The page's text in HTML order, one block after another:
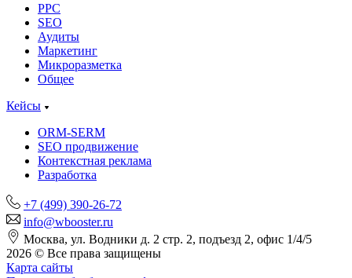
PPC
SEO
Аудиты
Маркетинг
Микроразметка
Общее
Кейсы
ORM-SERM
SEO продвижение
Контекстная реклама
Разработка
+7 (499) 390-26-72
info@wbooster.ru
Москва, ул. Водники д. 2 стр. 2, подъезд 2, офис 1/4/5
2026 © Все права защищены
Карта сайты